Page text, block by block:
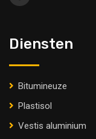
Diensten
Bitumineuze
Plastisol
Vestis aluminium